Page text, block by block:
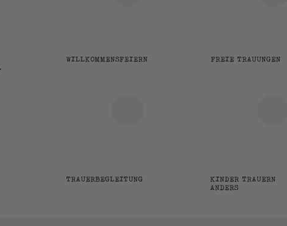
WILLKOMMENSFEIERN FREIE TRAUUNGEN
TRAUERBEGLEITUNG
KINDER TRAUERN
ANDERS